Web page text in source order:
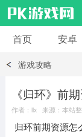
安卓应
模拟经营
首页 安卓
游戏攻略
《归环》前
作者：llx 来源：本站
归环前期资源怎